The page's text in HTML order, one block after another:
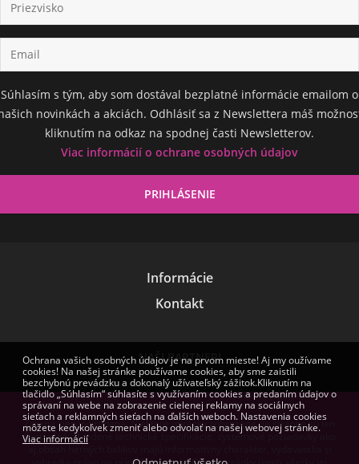
Súhlasím s tým, aby som dostával bezplatné informácie emailom o
novinkách a akciách. Odhlásiť sa z Newslettera máš
kliknutím na odkaz na spodnej časti Newsletterov.
Viac informácií o ochrane osobných údajov
Informácie
Kontakt
NAŠI PARTNERI
Zmena cien vyhradená. Niektoré obrázky zobrazené na stránke sú len
ilustračné. Uvedené technické špecifikácie, systémové požiadavky ako
Ochrana vašich osobných údajov je na prvom mieste! Aj my oužívame
cookies! Na našej stránke používame cookies, aby sme zaistili
bezchybnú prevádzku a dokonalý užívateľský zážitok.Kliknutím na
tlačidlo „Súhlasím“ súhlasíte s využívaním cookies a predaním údajov o
správaní na webe na zobrazenie cielenej reklamy na sociálnych
sieťach a reklamných sieťach na ďalších weboch. Nastavenia cookies
môžete kedykoľvek zmeniť alebo odvolať na našej webovej stránke.
Viac informácií